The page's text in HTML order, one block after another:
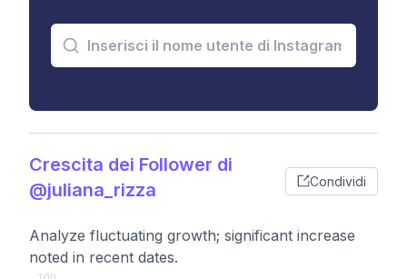
Crescita dei Follower di
@juliana_rizza
Condividi
Analyze fluctuating growth; significant increase
noted in recent dates.